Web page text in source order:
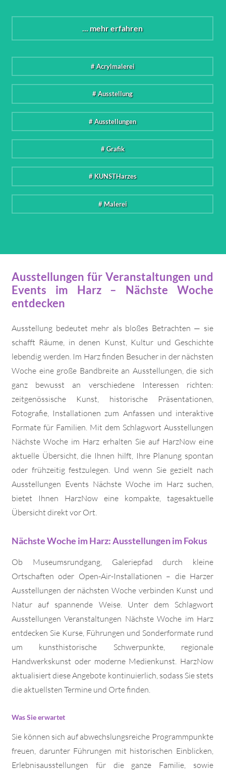
... mehr erfahren
# Acrylmalerei
# Ausstellung
# Ausstellungen
# Grafik
# KUNSTHarzes
# Malerei
Ausstellungen für Veranstaltungen und
Events im Harz – Nächste Woche
entdecken
Ausstellung bedeutet mehr als bloßes Betrachten — sie
schafft Räume, in denen Kunst, Kultur und Geschichte
lebendig werden. Im Harz finden Besucher in der nächsten
Woche eine große Bandbreite an Ausstellungen, die sich
ganz bewusst an verschiedene Interessen richten:
zeitgenössische Kunst, historische Präsentationen,
Fotografie, Installationen zum Anfassen und interaktive
Formate für Familien. Mit dem Schlagwort Ausstellungen
Nächste Woche im Harz erhalten Sie auf HarzNow eine
aktuelle Übersicht, die Ihnen hilft, Ihre Planung spontan
oder frühzeitig festzulegen. Und wenn Sie gezielt nach
Ausstellungen Events Nächste Woche im Harz suchen,
bietet Ihnen HarzNow eine kompakte, tagesaktuelle
Übersicht direkt vor Ort.
Nächste Woche im Harz: Ausstellungen im Fokus
Ob Museumsrundgang, Galeriepfad durch kleine
Ortschaften oder Open-Air-Installationen – die Harzer
Ausstellungen der nächsten Woche verbinden Kunst und
Natur auf spannende Weise. Unter dem Schlagwort
Ausstellungen Veranstaltungen Nächste Woche im Harz
entdecken Sie Kurse, Führungen und Sonderformate rund
um kunsthistorische Schwerpunkte, regionale
Handwerkskunst oder moderne Medienkunst. HarzNow
aktualisiert diese Angebote kontinuierlich, sodass Sie stets
die aktuellsten Termine und Orte finden.
Was Sie erwartet
Sie können sich auf abwechslungsreiche Programmpunkte
freuen, darunter Führungen mit historischen Einblicken,
Erlebnisausstellungen für die ganze Familie, sowie